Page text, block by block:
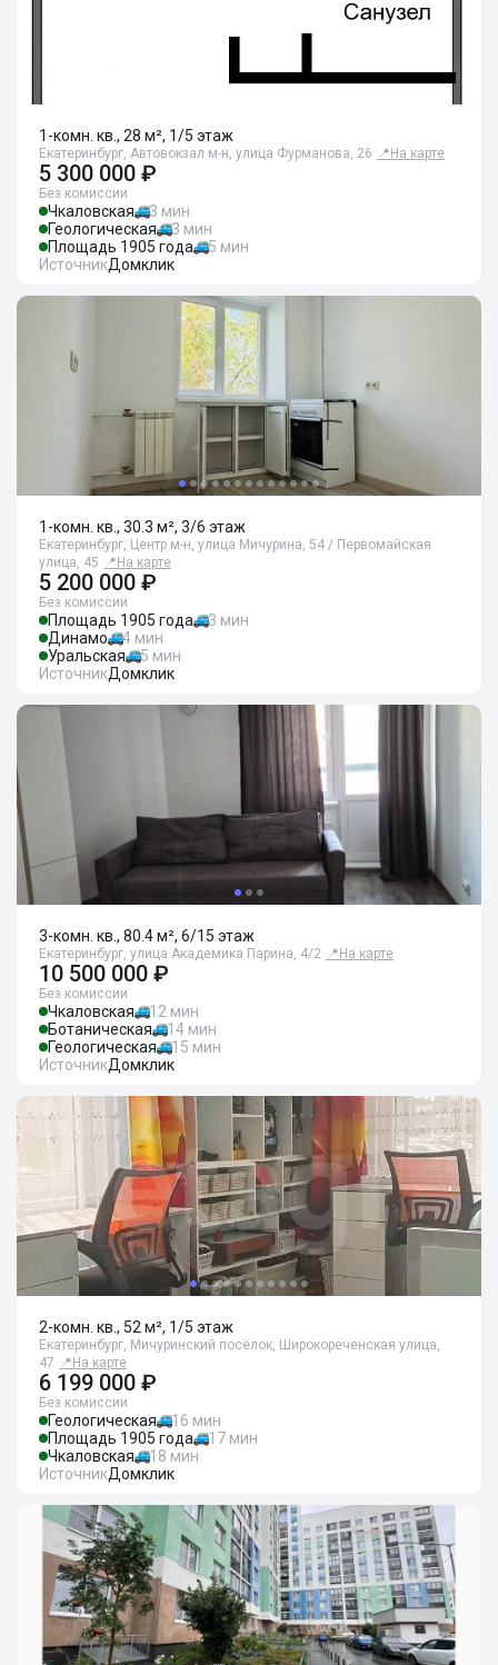
1-комн. кв., 28 м², 1/5 этаж
Екатеринбург, Автовокзал м-н, улица Фурманова, 26 📍 На карте
5 300 000 ₽
Без комиссии
Чкаловская
3 мин
Геологическая
3 мин
Площадь 1905 года
5 мин
ИсточникДомклик
1-комн. кв., 30.3 м², 3/6 этаж
Екатеринбург, Центр м-н, улица Мичурина, 54 / Первомайская
улица, 45 📍 На карте
5 200 000 ₽
Без комиссии
Площадь 1905 года
3 мин
Динамо
4 мин
Уральская
5 мин
ИсточникДомклик
3-комн. кв., 80.4 м², 6/15 этаж
Екатеринбург, улица Академика Парина, 4/2 📍 На карте
10 500 000 ₽
Без комиссии
Чкаловская
12 мин
Ботаническая
14 мин
Геологическая
15 мин
ИсточникДомклик
2-комн. кв., 52 м², 1/5 этаж
Екатеринбург, Мичуринский посёлок, Широкореченская улица,
47 📍 На карте
6 199 000 ₽
Без комиссии
Геологическая
16 мин
Площадь 1905 года
17 мин
Чкаловская
18 мин
ИсточникДомклик